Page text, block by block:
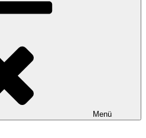
Menü